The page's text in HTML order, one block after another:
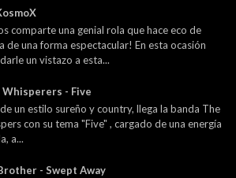
comparte una genial rola que hace eco de
de una forma espectacular! En esta ocasión
un vistazo a esta...
- Five
un estilo sureño y country, llega la banda The
con su tema "Five" , cargado de una energía
a...
- Swept Away